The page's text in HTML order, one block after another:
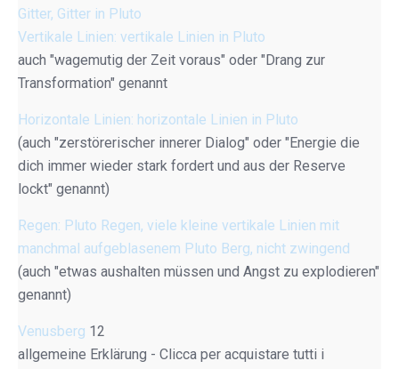
Gitter, Gitter in Pluto
Vertikale Linien: vertikale Linien in Pluto
auch "wagemutig der Zeit voraus" oder "Drang zur
Transformation" genannt
Horizontale Linien: horizontale Linien in Pluto
(auch "zerstörerischer innerer Dialog" oder "Energie die
dich immer wieder stark fordert und aus der Reserve
lockt" genannt)
Regen: Pluto Regen, viele kleine vertikale Linien mit
manchmal aufgeblasenem Pluto Berg, nicht zwingend
(auch "etwas aushalten müssen und Angst zu explodieren"
genannt)
Venusberg 12
allgemeine Erklärung - Clicca per acquistare tutti i